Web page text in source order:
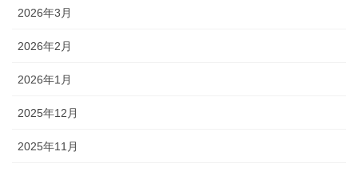
2026年3月
2026年2月
2026年1月
2025年12月
2025年11月